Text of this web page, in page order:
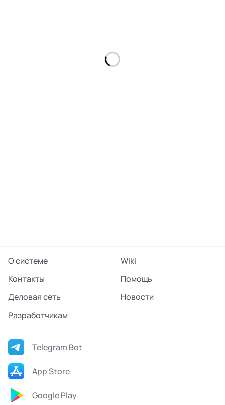
О системе
Wiki
Контакты
Помощь
Деловая сеть
Новости
Разработчикам
Telegram Bot
App Store
Google Play